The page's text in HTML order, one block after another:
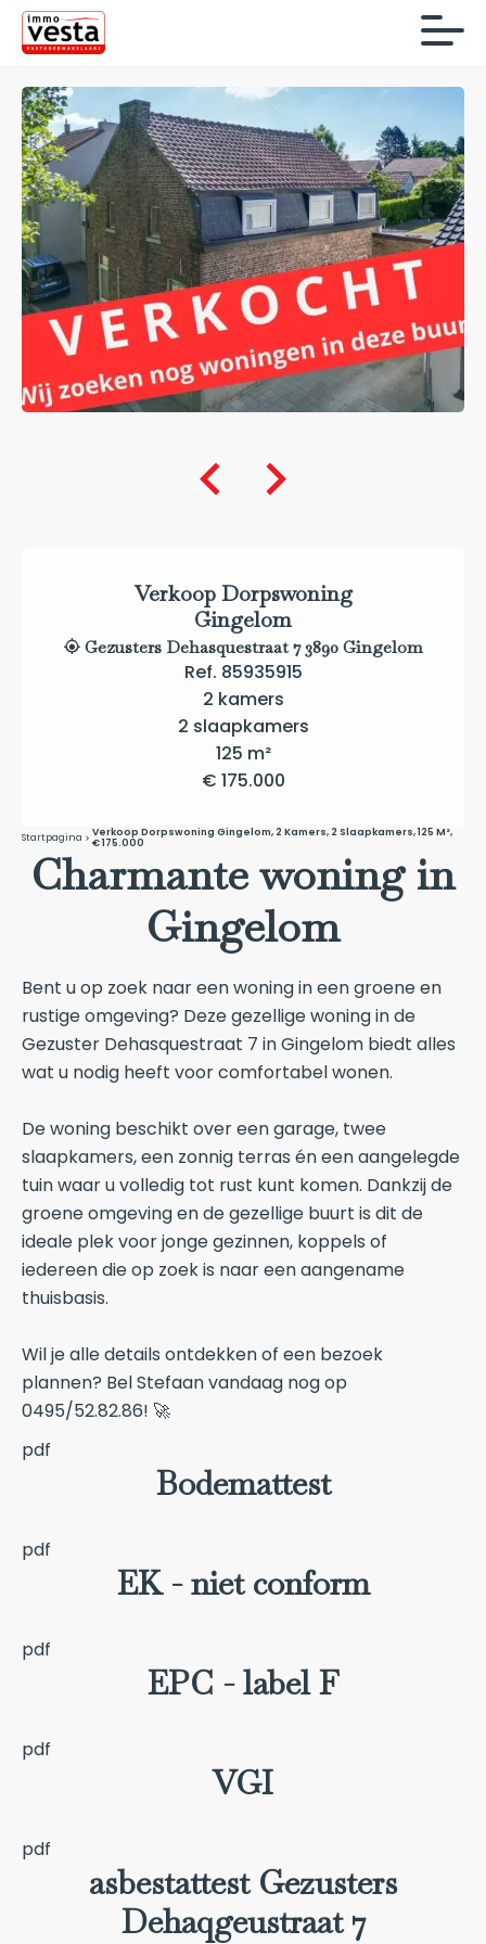
Verkoop Dorpswoning
Gingelom
Gezusters Dehasquestraat 7 3890 Gingelom
Ref. 85935915
2 kamers
2 slaapkamers
125 m²
€ 175.000
Startpagina
Verkoop Dorpswoning Gingelom, 2 Kamers, 2 Slaapkamers, 125 M²,
€ 175.000
Charmante woning in
Gingelom
Bent u op zoek naar een woning in een groene en
rustige omgeving? Deze gezellige woning in de
Gezuster Dehasquestraat 7 in Gingelom biedt alles
wat u nodig heeft voor comfortabel wonen.
De woning beschikt over een garage, twee
slaapkamers, een zonnig terras én een aangelegde
tuin waar u volledig tot rust kunt komen. Dankzij de
groene omgeving en de gezellige buurt is dit de
ideale plek voor jonge gezinnen, koppels of
iedereen die op zoek is naar een aangename
thuisbasis.
Wil je alle details ontdekken of een bezoek
plannen? Bel Stefaan vandaag nog op
0495/52.82.86! 🚀
pdf
Bodemattest
pdf
EK - niet conform
pdf
EPC - label F
pdf
VGI
pdf
asbestattest Gezusters
Dehaqgeustraat 7